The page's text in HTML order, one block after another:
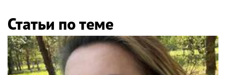
Статьи по теме